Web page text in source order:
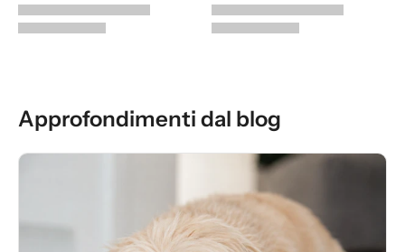
Approfondimenti dal blog